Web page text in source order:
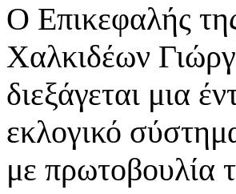
Ο Επικεφαλής
Χαλκιδέων
διεξάγεται μια
εκλογικό
με πρωτοβουλία